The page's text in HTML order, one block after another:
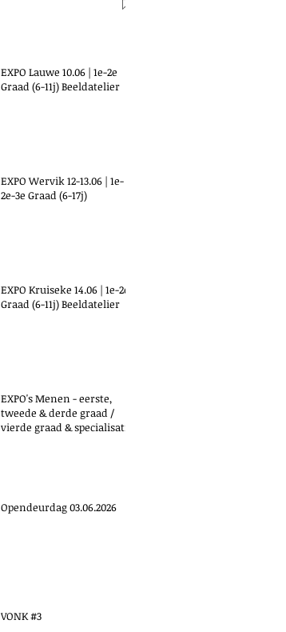
EXPO Lauwe 10.06 | 1e-2e
Graad (6-11j) Beeldatelier
EXPO Wervik 12-13.06 | 1e-
2e-3e Graad (6-17j)
EXPO Kruiseke 14.06 | 1e-2e
Graad (6-11j) Beeldatelier
EXPO's Menen - eerste,
tweede & derde graad /
vierde graad & specialisatie
Opendeurdag 03.06.2026
VONK #3